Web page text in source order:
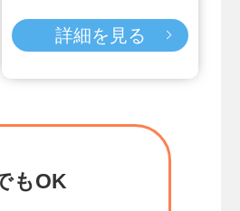
詳細を見る
もOK